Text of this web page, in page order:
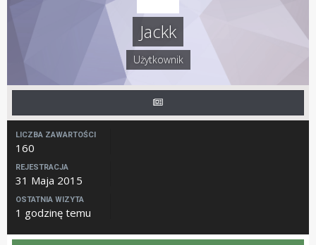
Jackk
Użytkownik
LICZBA ZAWARTOŚCI
160
REJESTRACJA
31 Maja 2015
OSTATNIA WIZYTA
1 godzinę temu